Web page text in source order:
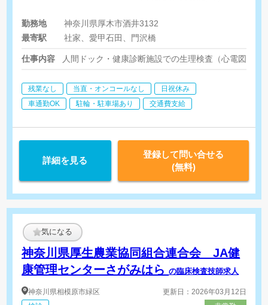
勤務地
神奈川県厚木市酒井3132
最寄駅
社家、愛甲石田、門沢橋
仕事内容 人間ドック・健康診断施設での生理検査（心電図・肺
残業なし 当直・オンコールなし
日祝休み
車通勤OK
駐輪・駐車場あり 交通費支給
詳細を見る
登録して問い合せる
(無料)
気になる
神奈川県厚生農業協同組合連合会 JA健
康管理センターさがみはらの臨床検査技師求人
神奈川県相模原市緑区
更新日：2026年03月12日